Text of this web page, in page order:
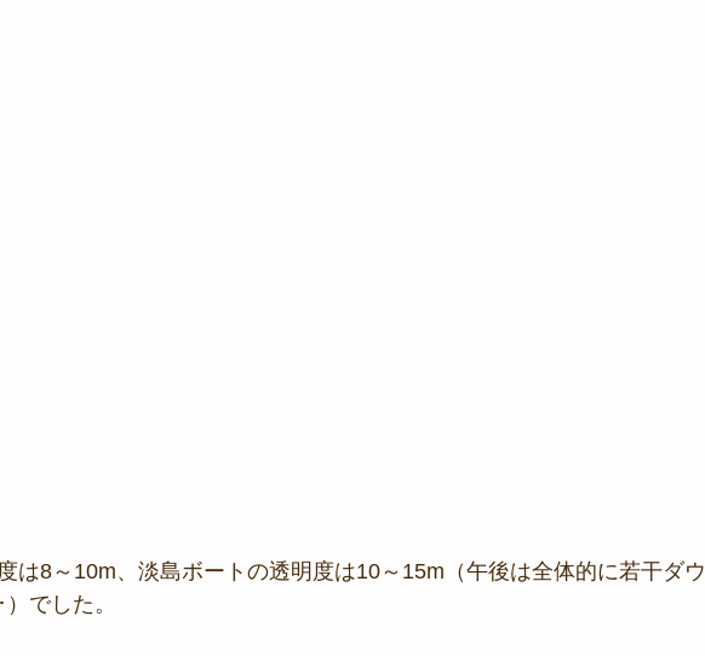
は8～10m、淡島ボートの透明度は10～15m（午後は全体的に若干ダウ
でした。